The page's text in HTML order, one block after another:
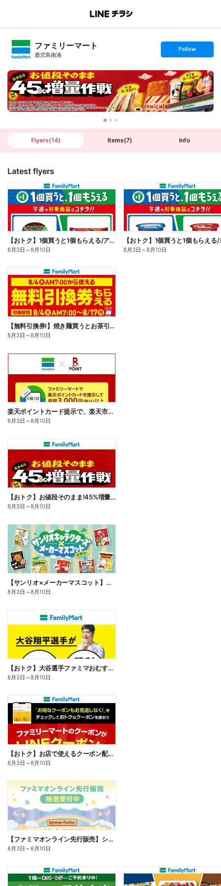
B
n
T
ファミリーマート
鹿児島南港
s
t
o
l
l
o
w
Follow
Flyers(14) Items(7) Info
Latest flyers
【おトク】1個買うと1個もらえる/アイス
8月3日 ～8月10日 8月3日 ～8月10日
【無料引換券!】焼き麺買うとお茶引換券貰える!
8月3日 ～8月10日
楽天ポイントカード提示で、楽天市場でのお買い物がおトクに!
8月3日 ～8月10日
【おトク】お値段そのまま!45%増量作戦!
8月3日 ～8月10日
【サンリオ×メーカーマスコット】オリジナルグッズ貰える!
8月3日 ～8月10日
【おトク】大谷選手ファミマおむすび割
8月3日 ～8月10日
【おトク】お店で使えるクーポン配信中
8月3日 ～8月10日
【ファミマオンライン先行販売】シルバニアファミリー
8月3日 ～8月10日